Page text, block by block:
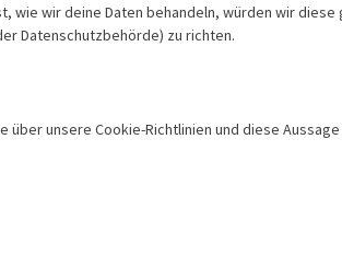
wie wir deine Daten behandeln, würden wir
Datenschutzbehörde) zu richten.
über unsere Cookie-Richtlinien und diese